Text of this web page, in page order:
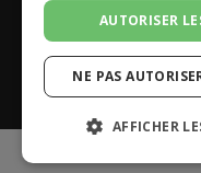
sous la direction
AUTORISER
NE PAS
AFFICHER